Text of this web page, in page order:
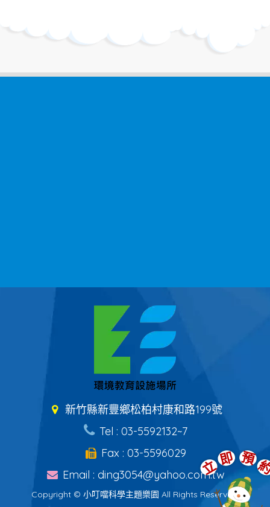
新竹縣新豐鄉松柏村康和路199號
Tel : 03-5592132~7
Fax : 03-5596029
Email : ding3054@yahoo.com.tw
Copyright © 小叮噹科學主題樂園 All Rights Reserved.